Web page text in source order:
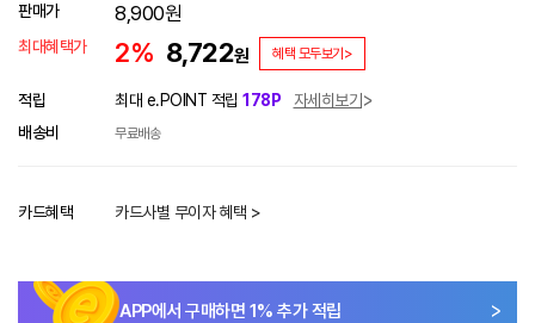
판매가 8,900원
최대혜택가 2% 8,722원 혜택 모두보기>
적립 최대 e.POINT 적립 178P
자세히보기
배송비
무료배송
카드혜택 카드사별 무이자 혜택 >
APP에서 구매하면 1% 추가 적립